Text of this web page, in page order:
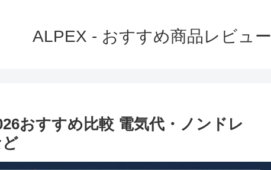
ALPEX - おすすめ商品レビュー
おすすめ比較 電気代・ノンドレ